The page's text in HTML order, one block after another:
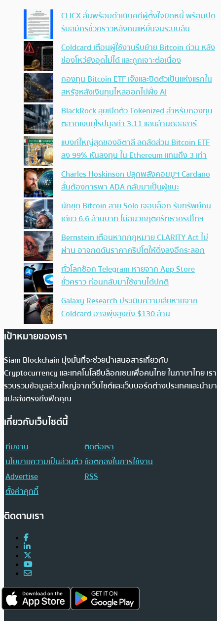
CLICX ลั่นพร้อมดำเนินคดีผู้ตั้งใจบิดหนี้ พร้อมปิด
รับสมัครชั่วคราวหลังคนแห่ยื่นจนระบบล้น
Coldcard เตือนผู้ใช้งานรีบย้าย Bitcoin ด่วน หลัง
ช่องโหว่ยังอุดไม่ได้ และถูกเจาะต่อเนื่อง
กองทุน Bitcoin ETF เจ๊งและปิดตัวเป็นแห่งแรกใน
สหรัฐหลังเงินทุนไหลออกไปฝั่ง AI
BlackRock ลุยเปิดตัว Tokenized สำหรับกองทุน
ตลาดเงินยุโรปมูลค่า 3.11 แสนล้านดอลลาร์
แบงก์ใหญ่สุดของอิตาลี ลดสัดส่วน Bitcoin ETF
ลง 99% หันลงทุน ใน Ethereum แทนถึง 3 เท่า
Charles Hoskinson ปลุกพลังคอมมูฯ Cardano
ลั่นต้องการพา ADA กลับมาเป็นผู้ชนะ
นักขุด Bitcoin สาย Solo เจอบล็อก รับทรัพย์คน
เดียว 6.6 ล้านบาท ไม่สนวิกฤตศรัทธาคริปโทฯ
Bernstein เตือนหากกฎหมาย CLARITY Act ไม่
ผ่าน อาจกดดันราคาคริปโตให้ดิ่งลงอีกระลอก
ทั่วโลกช็อก Telegram หายจาก App Store
ชั่วคราว ก่อนกลับมาใช้งานได้ปกติ
Galaxy Research ประเมินความเสียหายจาก
Coldcard อาจพุ่งสูงถึง $130 ล้าน
เป้าหมายของเรา
Siam Blockchain มุ่งมั่นที่จะช่วยนำเสนอสารเกี่ยวกับ
Cryptocurrency และเทคโนโลยีบล็อกเชนเพื่อคนไทย ในภาษาไทย เรา
รวบรวมข้อมูลส่วนใหญ่จากเว็บไซต์และเว็บบอร์ดต่างประเทศและนำมา
แปลส่งตรงถึงฟีดคุณ
เกี่ยวกับเว็บไซต์นี้
ทีมงาน
ติดต่อเรา
นโยบายความเป็นส่วนตัวข้อตกลงในการใช้งาน
Advertise
RSS
ตั้งค่าคุกกี้
ติดตามเรา